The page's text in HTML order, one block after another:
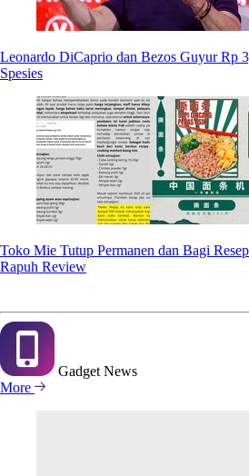
Leonardo DiCaprio dan Bezos Guyur Rp
Spesies
Toko Mie Tutup Permanen dan Bagi
Rapuh Review
GadgetNews
More